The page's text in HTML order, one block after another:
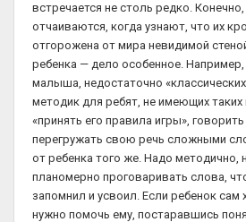
встречается не столь редко.
отчаиваются, когда узнают, что их
отгорожена от мира невидимой
ребенка — дело особенное.
малыша, недостаточно
методик для ребят, не имеющих
«принять его правила игры»,
перегружать свою речь сложными
от ребенка того же. Надо методично,
планомерно проговаривать слова,
запомнил и усвоил. Если ребенок сам
нужно помочь ему, постаравшись